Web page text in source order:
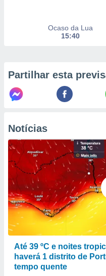
utilizar
criar
medir
da
medir o
dos
os
de
de dados
fontes,
e melhorar
Ocaso da Lua
15:40
Partilhar esta
Notícias
Até 39 ºC e noites
haverá 1 distrito de
tempo quente